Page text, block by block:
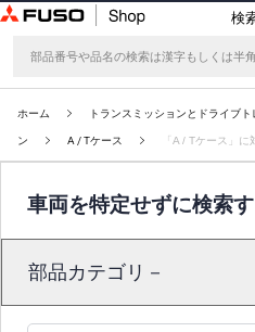
検
ホーム トランスミッションとドライブト
ン A / Tケース 「A / Tケース」
車両を特定せずに検索
部品カテゴリ－